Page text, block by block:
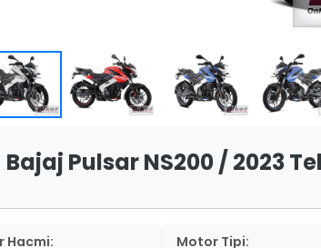
grid_view
Bajaj Pulsar NS200 / 2023
Hacmi:
Motor Tipi: